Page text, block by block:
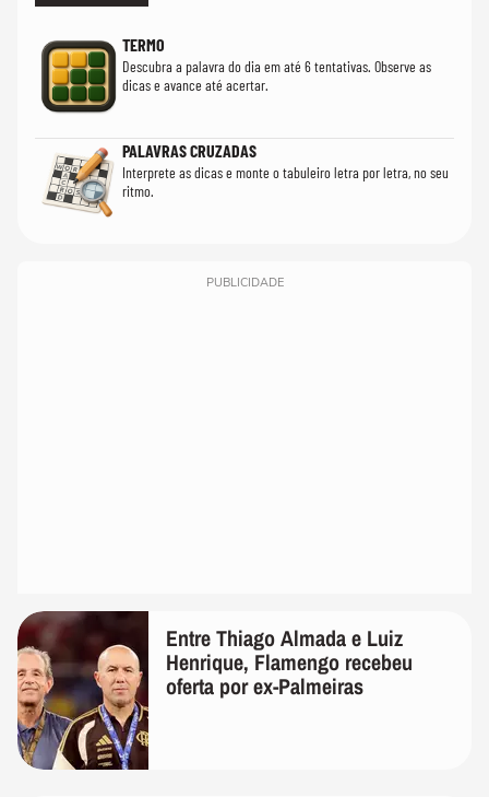
TERMO
Descubra a palavra do dia em até 6 tentativas. Observe as
dicas e avance até acertar.
PALAVRAS CRUZADAS
Interprete as dicas e monte o tabuleiro letra por letra, no seu
ritmo.
PUBLICIDADE
Entre Thiago Almada e Luiz
Henrique, Flamengo recebeu
oferta por ex-Palmeiras